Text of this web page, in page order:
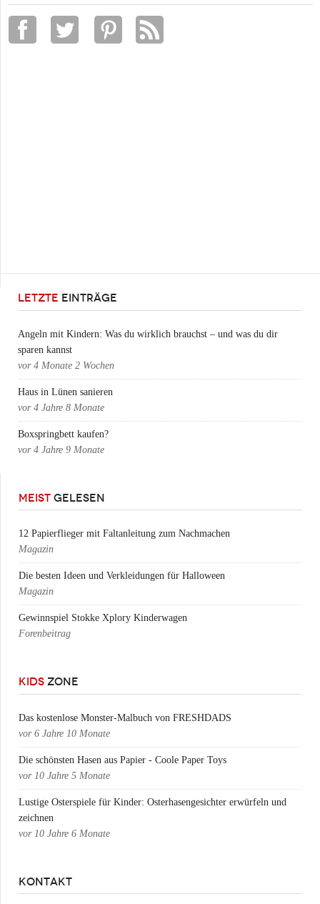
LETZTE EINTRÄGE
Angeln mit Kindern: Was du wirklich brauchst – und was du dir
sparen kannst
vor 4 Monate 2 Wochen
Haus in Lünen sanieren
vor 4 Jahre 8 Monate
Boxspringbett kaufen?
vor 4 Jahre 9 Monate
MEIST GELESEN
12 Papierflieger mit Faltanleitung zum Nachmachen
Magazin
Die besten Ideen und Verkleidungen für Halloween
Magazin
Gewinnspiel Stokke Xplory Kinderwagen
Forenbeitrag
KIDS ZONE
Das kostenlose Monster-Malbuch von FRESHDADS
vor 6 Jahre 10 Monate
Die schönsten Hasen aus Papier - Coole Paper Toys
vor 10 Jahre 5 Monate
Lustige Osterspiele für Kinder: Osterhasengesichter erwürfeln und
zeichnen
vor 10 Jahre 6 Monate
KONTAKT